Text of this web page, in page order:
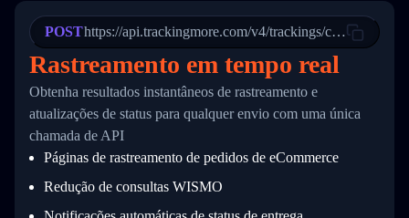
24
26
27
28
29
31
32
34
          },
          {
            "Date": "2017-03-06 15:28:00",
"StatusDescription": "Shipment
"Details": "BEIJING-
          }
      }
    ]
}
POSThttps://api.trackingmore.com/v4/trackings/create
Rastreamento em tempo real
Obtenha resultados instantâneos de rastreamento e
atualizações de status para qualquer envio com uma única
chamada de API
Páginas de rastreamento de pedidos de eCommerce
Redução de consultas WISMO